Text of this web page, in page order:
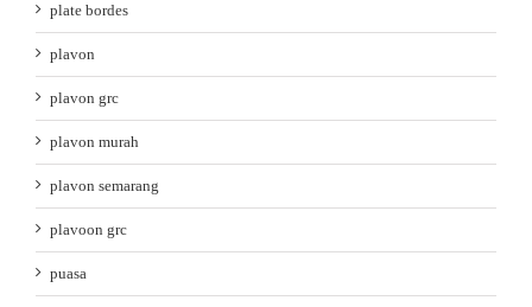
plate bordes
plavon
plavon grc
plavon murah
plavon semarang
plavoon grc
puasa